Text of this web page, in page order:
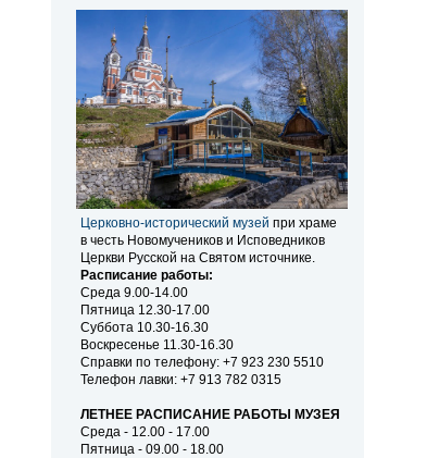
Церковно-исторический музей при храме
в честь Новомучеников и Исповедников
Церкви Русской на Святом источнике.
Расписание работы:
Среда 9.00-14.00
Пятница 12.30-17.00
Суббота 10.30-16.30
Воскресенье 11.30-16.30
Справки по телефону: +7 923 230 5510
Телефон лавки: +7 913 782 0315
ЛЕТНЕЕ РАСПИСАНИЕ РАБОТЫ МУЗЕЯ
Среда - 12.00 - 17.00
Пятница - 09.00 - 18.00